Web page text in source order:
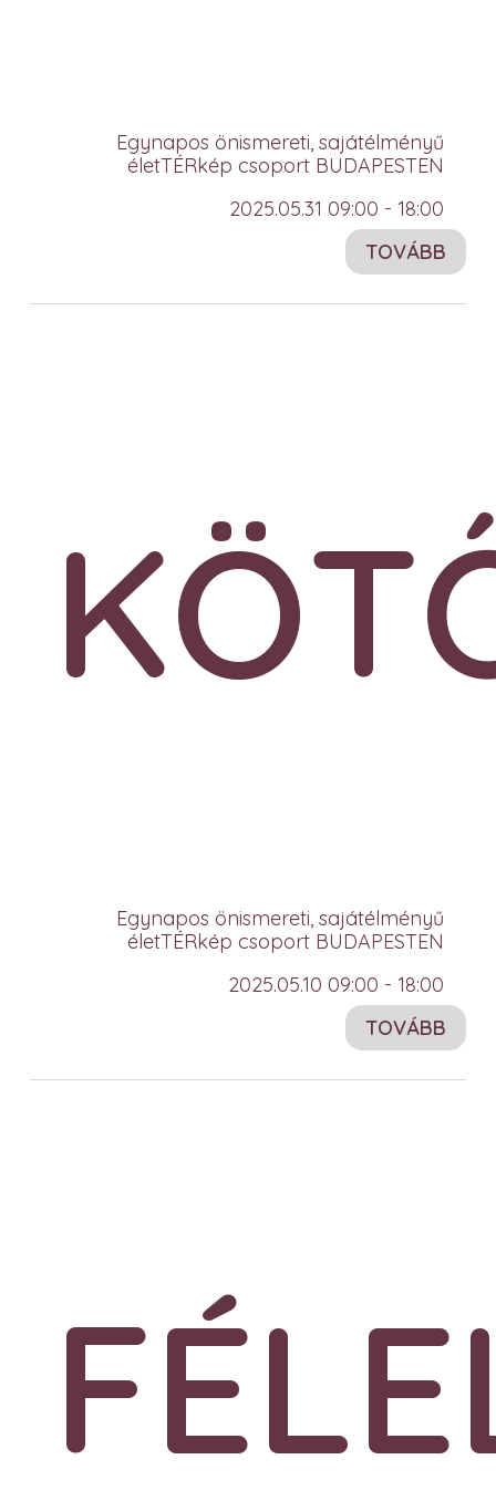
Egynapos önismereti, sajátélményű
életTÉRkép csoport BUDAPESTEN
2025.05.31 09:00 - 18:00
TOVÁBB
Egynapos önismereti, sajátélményű
életTÉRkép csoport BUDAPESTEN
2025.05.10 09:00 - 18:00
TOVÁBB